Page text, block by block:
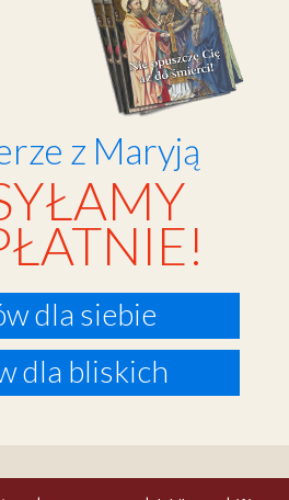
z Maryją
dla siebie
dla bliskich